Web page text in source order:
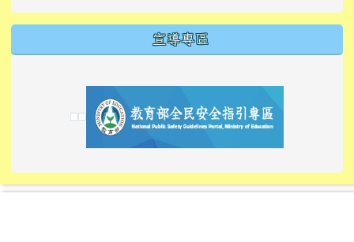
宣導專區
link to https://
link to https://10000.gov.tw/
link to https://
link to https://10000.gov.tw/
link to https://
link to https://
link to https://i.win.org.tw/
link to https://
link to https://
link to https://
link to https://